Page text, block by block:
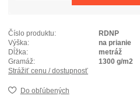
Číslo produktu:
RDNP
Výška:
na prianie
Dĺžka:
metráž
Gramáž:
1300 g/m2
Strážiť cenu / dostupnosť
Do obľúbených